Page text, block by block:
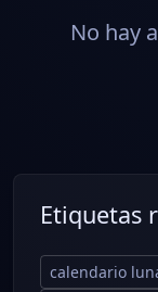
No hay
Etiquetas
calendario